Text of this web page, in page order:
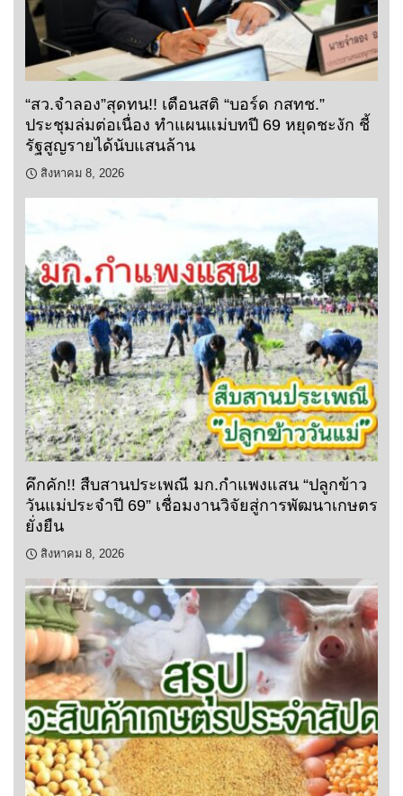
“สว.จำลอง”สุดทน!! เตือนสติ “บอร์ด กสทช.”
ประชุมล่มต่อเนื่อง ทำแผนแม่บทปี 69 หยุดชะงัก ชี้
รัฐสูญรายได้นับแสนล้าน
สิงหาคม 8, 2026
คึกคัก!! สืบสานประเพณี มก.กำแพงแสน “ปลูกข้าว
วันแม่ประจำปี 69” เชื่อมงานวิจัยสู่การพัฒนาเกษตร
ยั่งยืน
สิงหาคม 8, 2026